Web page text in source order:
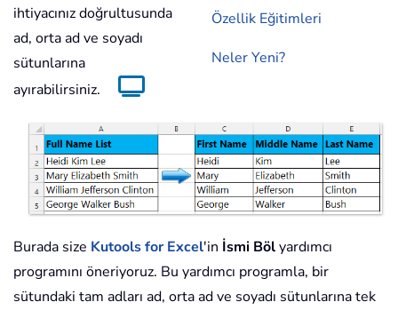
Özellik Eğitimleri
Neler Yeni?
ihtiyacınız doğrultusunda
ad, orta ad ve soyadı
sütunlarına
ayırabilirsiniz.
Burada size Kutools for Excel'in İsmi Bölyardımcı
programını öneriyoruz. Bu yardımcı programla, bir
sütundaki tam adları ad, orta ad ve soyadı sütunlarına tek